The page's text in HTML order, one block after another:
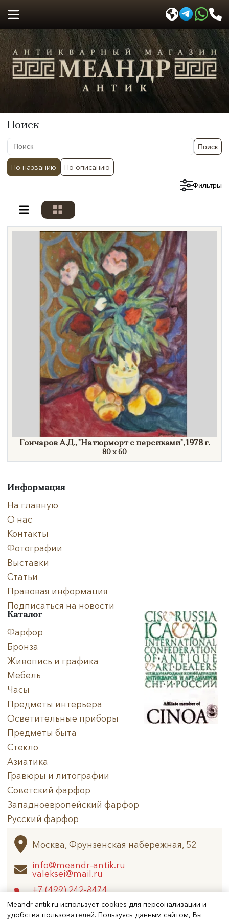
Поиск
Поиск
По названию По описанию
Фильтры
Разделы
Направление
Производитель
Техника
Материал
Гончаров А.Д.,"Натюрмортс персиками",1978 г.
80 х 60
Meandr-antik.ru использует cookies для персонализации и
удобства пользователей. Пользуясь данным сайтом, Вы
Информация
На главную
О нас
Контакты
Фотографии
Выставки
Статьи
Правовая информация
Подписаться на новости
Каталог
Фарфор
Бронза
Живопись и графика
Мебель
Часы
Предметы интерьера
Осветительные приборы
Предметы быта
Стекло
Азиатика
Гравюры и литографии
Советский фарфор
Западноевропейский фарфор
Русский фарфор
Архив
Москва, Фрунзенская набережная, 52
info@meandr-antik.ru
valeksei@mail.ru
+7 (499) 242-8474